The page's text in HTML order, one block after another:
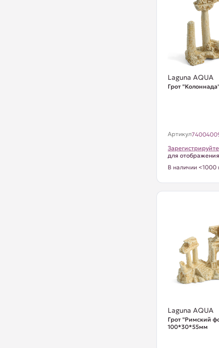
Laguna AQUA
Грот
Артикул
для
В наличии <1000
Laguna AQUA
Грот "Римский
100*30*55мм